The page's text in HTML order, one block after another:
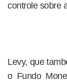
controle sobre
Levy, que
o Fundo